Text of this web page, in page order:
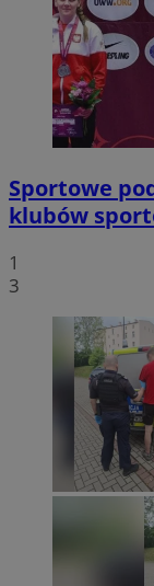
Sportowe
klubów
1
3